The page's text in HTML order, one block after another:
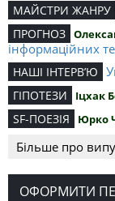
МАЙСТРИ ЖАНРУ
ПРОГНОЗ
інформаційних
НАШІ ІНТЕРВ’Ю
ГІПОТЕЗИ Іцхак
SF-ПОЕЗІЯ Юрко
Більше про
ОФОРМИТИ